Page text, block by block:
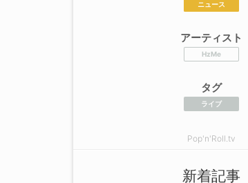
ニュース
アーティスト
HzMe
タグ
ライブ
Pop'n'Roll.tv
新着記事